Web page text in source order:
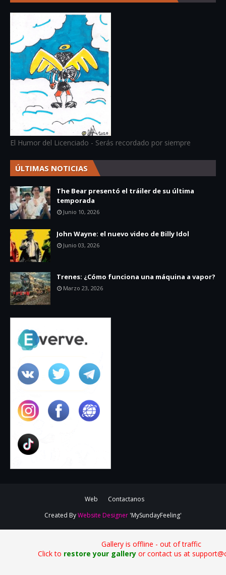
El Humor del Licenciado - Serás recordado por siempre
ÚLTIMAS NOTICIAS
The Bear presentó el tráiler de su última
temporada
Junio 10, 2026
John Wayne: el nuevo video de Billy Idol
Junio 03, 2026
Trenes: ¿Cómo funciona una máquina a vapor?
Marzo 23, 2026
Web
Contactanos
Created ByWebsite Designer 'MySundayFeeling'
Gallery is offline - out of traffic
Click to restore your galleryor contact us at